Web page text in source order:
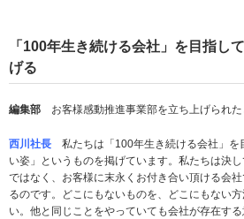
「100年生き続ける会社」を目指し
げる
編集部 お客様感動推進事業部を立ち上げられた
西川社長 私たちは「100年生き続ける会社」を
い姿」というものを掲げています。私たちは決
ではなく、お客様に末永くお付き合い頂ける会
るのです。どこにもないものを、どこにもない
い。他と同じことをやっていても会社が存在す